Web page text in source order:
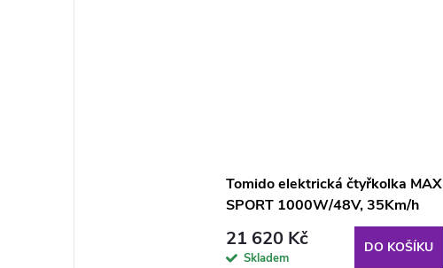
Tomido elektrická čtyřkolka MAX
SPORT 1000W/48V, 35Km/h
21 620 Kč
Skladem
DO KOŠÍKU